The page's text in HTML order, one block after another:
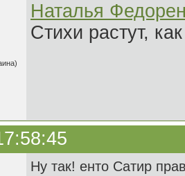
Наталья
Стихи растут,
Ну так! енто Сатир